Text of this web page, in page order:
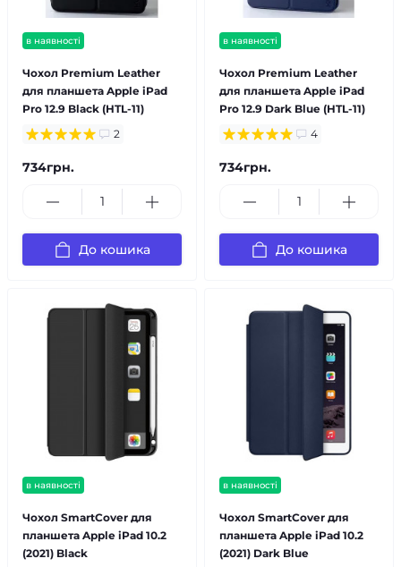
в наявності
Чохол Premium Leather
для планшета Apple iPad
Pro 12.9 Black (HTL-11)
2
734грн.
До кошика
в наявності
Чохол Premium Leather
для планшета Apple iPad
Pro 12.9 Dark Blue (HTL-11)
4
734грн.
До кошика
в наявності
Чохол SmartCover для
планшета Apple iPad 10.2
(2021) Black
в наявності
Чохол SmartCover для
планшета Apple iPad 10.2
(2021) Dark Blue